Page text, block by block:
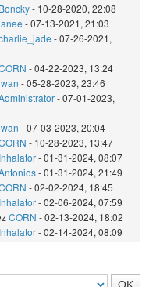
Boncky- 10-28-2020, 22:08
- 07-13-2021, 21:03
- 07-26-2021,
- 04-22-2023, 13:24
- 05-28-2023, 23:46
- 07-01-2023,
- 07-03-2023, 20:04
- 10-28-2023, 13:47
Inhalator- 01-31-2024, 08:07
- 01-31-2024, 21:49
- 02-02-2024, 18:45
Inhalator- 02-06-2024, 07:59
CORN - 02-13-2024, 18:02
Inhalator- 02-14-2024, 08:09